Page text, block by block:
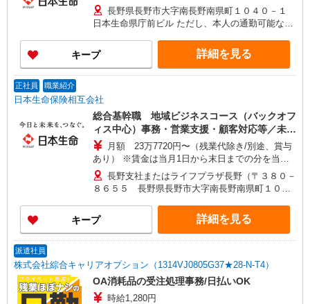
長野県長野市大字南長野南県町１０４０－１
日本生命県庁前ビル ただし、本人の通勤可能な範
キープ 詳細を見る
正社員 職業紹介
日本生命保険相互会社
総合基幹職 地域ビジネスコース（バックオフ
ィス中心）事務・営業支援・顧客対応等／未経
験可！月額 23万7720円〜（残業代除き/別途、賞与
あり） ※賃金は当月1日から末日までの分を当月
20日支払（時間外勤務手当等については当月1日か
ら末日までの分を翌月20日に支払） 想定年収
420万〜440万 ※時間外勤務手当(法定内20時間・
法定外0時間*想定)を含むモデル年収 *毎営業日
9:00〜18:00勤務する場合の残業時間のイメージ
※賞与は支給対象期間を通じて勤務した場合の想
後の昇給額は、昇格・職務成果等の状況に応じて
変動 ※将来的なステップアップにより、記載金額
以上の昇給も可能
長野支社またはライフプラザ長野（〒３８０－
８６５５ 長野県長野市大字南長野南県町１０４
用時の居住地から通勤可能な範囲内で、上記以外
の事業所に初期配属・異動となる可能性がありま
す。
キープ 詳細を見る
派遣社員
株式会社綜合キャリアオプション（1314VJ0805G37★28-N-T4）
OA消耗品の受注処理事務/日払いOK
時給1,280円